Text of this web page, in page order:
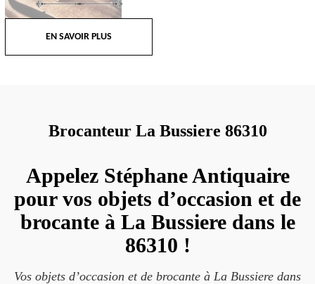
EN SAVOIR PLUS
Brocanteur La Bussiere 86310
Appelez Stéphane Antiquaire
pour vos objets d’occasion et de
brocante à La Bussiere dans le
86310 !
Vos objets d’occasion et de brocante à La Bussiere dans